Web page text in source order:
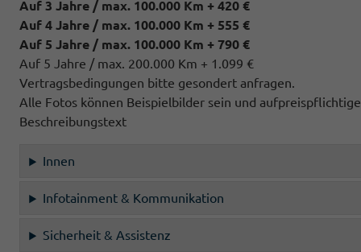
Auf 3 Jahre / max. 100.000 Km + 420 €
Auf 4 Jahre / max. 100.000 Km + 555 €
Auf 5 Jahre / max. 100.000 Km + 790 €
Auf 5 Jahre / max. 200.000 Km + 1.099 €
Vertragsbedingungen bitte gesondert anfragen.
Alle Fotos können Beispielbilder sein und
Beschreibungstext
Innen
Infotainment & Kommunikation
Sicherheit & Assistenz